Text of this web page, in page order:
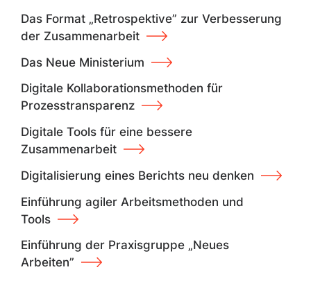
Das Format „Retrospektive” zur Verbesserung
der Zusammenarbeit
Das Neue Ministerium
Digitale Kollaborationsmethoden für
Prozesstransparenz
Digitale Tools für eine bessere
Zusammenarbeit
Digitalisierung eines Berichts neu denken
Einführung agiler Arbeitsmethoden und
Tools
Einführung der Praxisgruppe „Neues
Arbeiten”